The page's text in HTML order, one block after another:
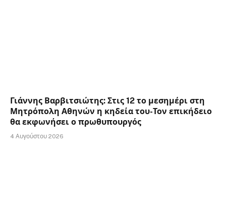
Γιάννης Βαρβιτσιώτης: Στις 12 το μεσημέρι στη
Μητρόπολη Αθηνών η κηδεία του-Τον επικήδειο
θα εκφωνήσει ο πρωθυπουργός
4 Αυγούστου 2026